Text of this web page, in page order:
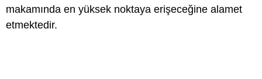
makamında en yüksek noktaya erişeceğine alamet
etmektedir.